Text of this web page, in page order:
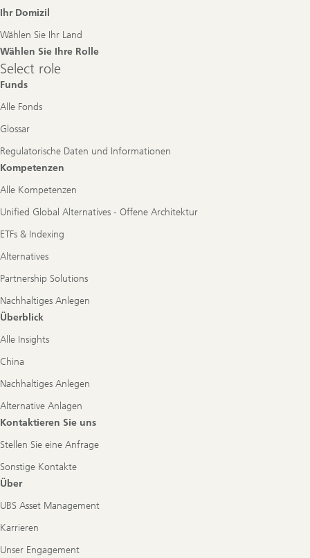
Footer
Ihr Domizil
Wählen Sie Ihr Land
Wählen Sie Ihre Rolle
Select
role
Select role
Funds
Alle Fonds
Glossar
Regulatorische Daten und Informationen
Kompetenzen
Alle Kompetenzen
Unified Global Alternatives - Offene Architektur
ETFs & Indexing
Alternatives
Partnership Solutions
Nachhaltiges Anlegen
Überblick
Alle Insights
China
Nachhaltiges Anlegen
Alternative Anlagen
Kontaktieren Sie uns
Stellen Sie eine Anfrage
Sonstige Kontakte
Über
UBS Asset Management
Karrieren
Unser Engagement